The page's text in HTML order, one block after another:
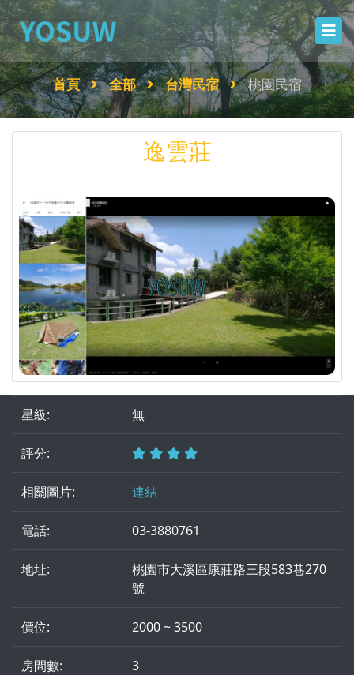
首頁 全部 台灣民宿 桃園民宿
逸雲莊
星級: 無
評分:
相關圖片: 連結
電話: 03-3880761
地址:
桃園市大溪區康莊路三段583巷270
號
價位: 2000 ~ 3500
房間數: 3